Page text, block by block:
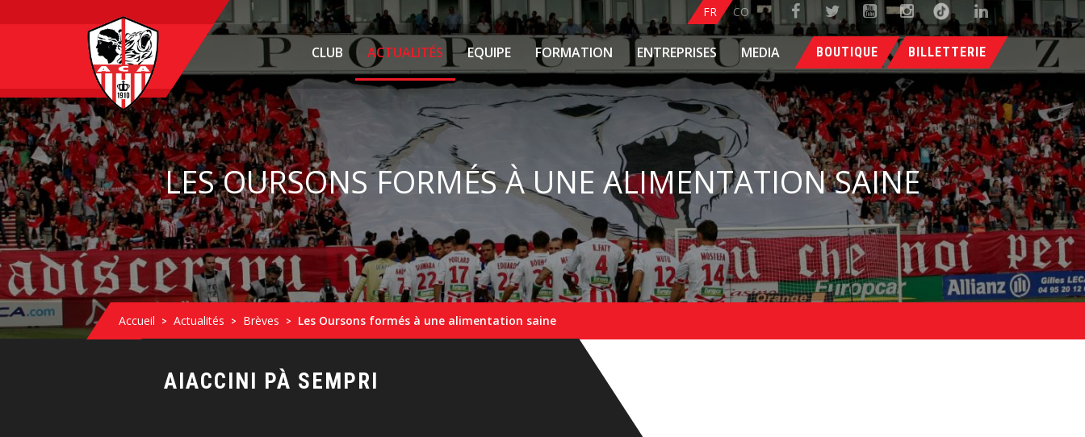
FR CO
BOUTIQUE BILLETTERIE
CLUB ACTUALITÉS EQUIPE FORMATION ENTREPRISES MEDIA
LES OURSONS FORMÉS À UNE ALIMENTATION SAINE
Accueil Actualités Brèves Les Oursons formés à une alimentation saine